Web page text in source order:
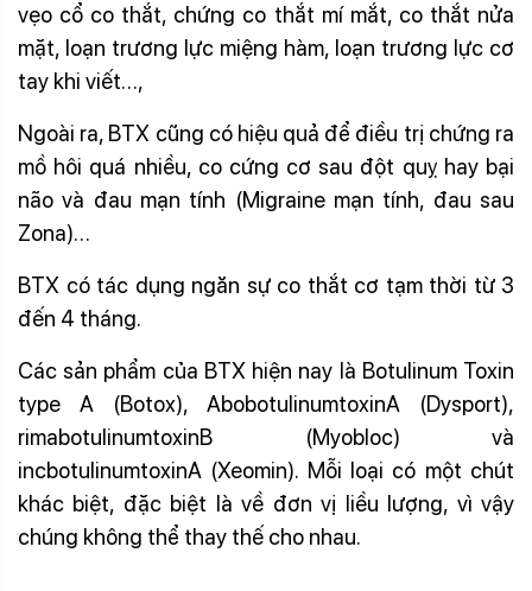
vẹo cổ co thắt, chứng co thắt mí mắt, co thắt nửa
mặt, loạn trương lực miệng hàm, loạn trương lực cơ
tay khi viết…,
Ngoài ra, BTX cũng có hiệu quả để điều trị chứng ra
mồ hôi quá nhiều, co cứng cơ sau đột quỵ hay bại
não và đau mạn tính (Migraine mạn tính, đau sau
Zona)…
BTX có tác dụng ngăn sự co thắt cơ tạm thời từ 3
đến 4 tháng.
Các sản phẩm của BTX hiện nay là Botulinum Toxin
type A (Botox), AbobotulinumtoxinA (Dysport),
rimabotulinumtoxinB (Myobloc) và
incbotulinumtoxinA (Xeomin). Mỗi loại có một chút
khác biệt, đặc biệt là về đơn vị liều lượng, vì vậy
chúng không thể thay thế cho nhau.